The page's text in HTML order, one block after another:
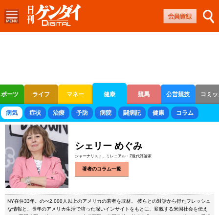
ーツ ライフ マネー 健康 競馬 公営競技 コミ
ボートレース 競輪 オートレース
病気 症状 治療 予防 病院 闘病記 健康 コラム
シェリー めぐみ
ジャーナリスト、ミレニアル・Z世代評論家
著者のコラム一覧
NY在住33年。のべ2,000人以上のアメリカの若者を取材。 彼らとの対話から得たフレッシュ
な情報と、長年のアメリカ生活で培った深いインサイトをもとに、変貌する米国社会を伝え